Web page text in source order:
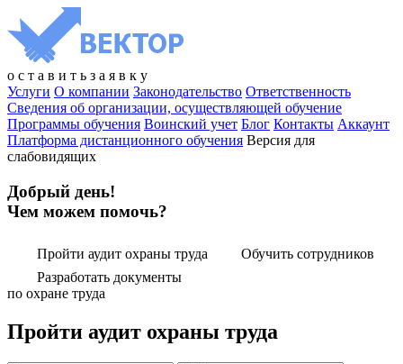
о с т а в и т ь з а я в к у
Услуги О компании Законодательство Ответственность
Сведения об организации, осуществляющей обучение
Программы обучения Воинский учет Блог Контакты Аккаунт
Платформа дистанционного обучения Версия для
слабовидящих
Добрый день!
Чем можем помочь?
Пройти аудит охраны труда
Обучить сотрудников
Разработать документы
по охране труда
Пройти аудит охраны труда